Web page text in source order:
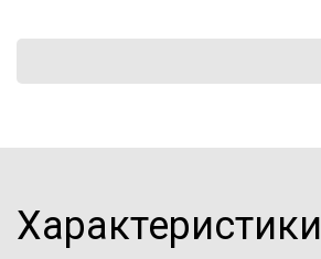
Характеристики